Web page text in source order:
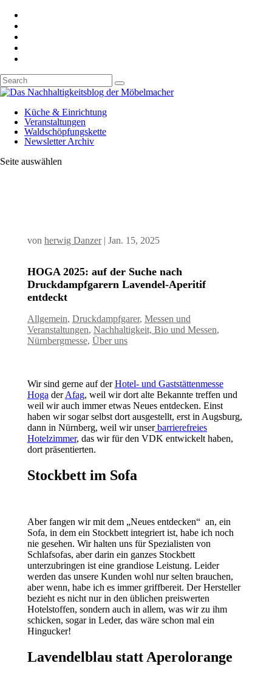
Küche & Einrichtung
Veranstaltungen
Waldschöpfungskette
Newsletter Archiv
Seite auswählen
von herwig Danzer| Jan. 15, 2025
HOGA 2025: auf der Suche nach
Druckdampfgarern Lavendel-Aperitif
entdeckt
Allgemein, Druckdampfgarer, Messen und
Veranstaltungen, Nachhaltigkeit, Bio und Messen,
Nürnbergmesse, Über uns
Wir sind gerne auf derHotel- und Gaststättenmesse
Hoga derAfag, weil wir dort alte Bekannte treffen und
weil wir auch immer etwas Neues entdecken. Einst
haben wir sogar selbst dort ausgestellt, erst in Augsburg,
dann in Nürnberg, weil wir unserbarrierefreies
Hotelzimmer, das wir für den VDK entwickelt haben,
dort präsentierten.
Stockbett im Sofa
Aber fangen wir mit dem „Neues entdecken“ an, ein
Sofa, in dem ein Stockbett integriert ist, habe ich noch
nie gesehen. Wir halten uns für Spezialisten von
Schlafsofas, aber darin ein ganzes Stockbett
unterzubringen ist eine grandiose Leistung. Leider
werden das unsere Kunden wohl nur selten brauchen,
aber wenn, habe ich es immer griffbereit. Der Hersteller
bezieht es nicht nur in den üblichen preiswerten
Hotelstoffen, sondern auch in allem, was wir zu ihm
schicken, sogar in Leder, das wäre schon mal ein
Hingucker!
Lavendelblau statt Aperolorange